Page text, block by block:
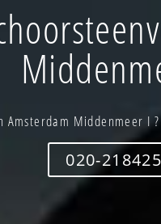
Middenmeer I
020-